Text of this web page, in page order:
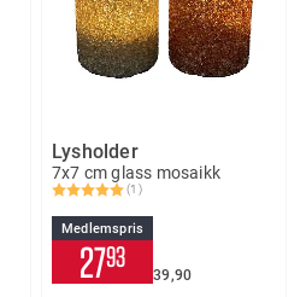
Lysholder
7x7 cm glass mosaikk
Karakter:
(1)
5.0 av 5 mulige
Medlemspris
2793
39 90